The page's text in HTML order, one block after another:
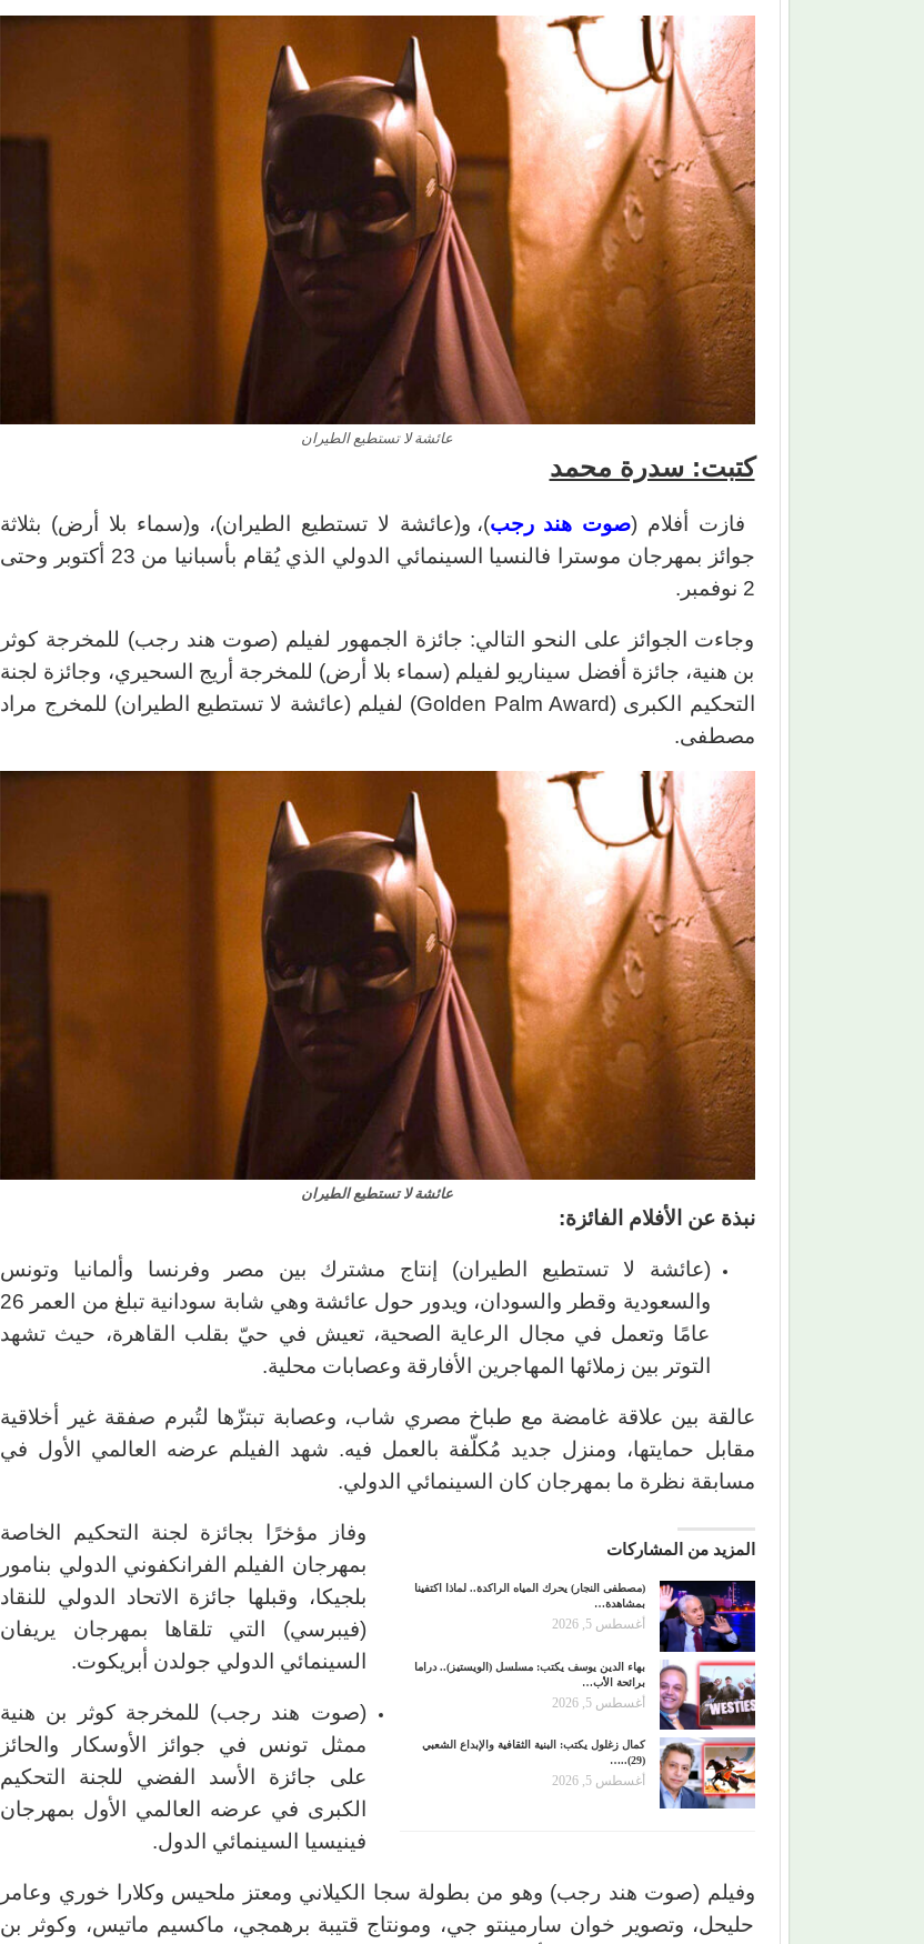
عائشة لا تستطيع الطيران
كتبت: سدرة محمد
فازت أفلام (صوت هند رجب)، و(عائشة لا تستطيع الطيران)، و(سماء بلا أرض) بثلاثة
جوائز بمهرجان موسترا فالنسيا السينمائي الدولي الذي يُقام بأسبانيا من 23 أكتوبر وحتى
2 نوفمبر.
وجاءت الجوائز على النحو التالي: جائزة الجمهور لفيلم (صوت هند رجب) للمخرجة كوثر
بن هنية، جائزة أفضل سيناريو لفيلم (سماء بلا أرض) للمخرجة أريج السحيري، وجائزة لجنة
التحكيم الكبرى (Golden Palm Award) لفيلم (عائشة لا تستطيع الطيران) للمخرج مراد
مصطفى.
عائشة لا تستطيع الطيران
نبذة عن الأفلام الفائزة:
(عائشة لا تستطيع الطيران) إنتاج مشترك بين مصر وفرنسا وألمانيا وتونس
والسعودية وقطر والسودان، ويدور حول عائشة وهي شابة سودانية تبلغ من العمر 26
عامًا وتعمل في مجال الرعاية الصحية، تعيش في حيّ بقلب القاهرة، حيث تشهد
التوتر بين زملائها المهاجرين الأفارقة وعصابات محلية.
عالقة بين علاقة غامضة مع طباخ مصري شاب، وعصابة تبتزّها لتُبرم صفقة غير أخلاقية
مقابل حمايتها، ومنزل جديد مُكلّفة بالعمل فيه. شهد الفيلم عرضه العالمي الأول في
مسابقة نظرة ما بمهرجان كان السينمائي الدولي.
المزيد من المشاركات
(مصطفى النجار) يحرك المياه الراكدة.. لماذا اكتفينا
بمشاهدة…
أغسطس 5, 2026
بهاء الدين يوسف يكتب: مسلسل (الويستيز).. دراما
برائحة الأب…
أغسطس 5, 2026
كمال زغلول يكتب: البنية الثقافية والإبداع الشعبي
(29)..…
أغسطس 5, 2026
وفاز مؤخرًا بجائزة لجنة التحكيم الخاصة
بمهرجان الفيلم الفرانكفوني الدولي بنامور
بلجيكا، وقبلها جائزة الاتحاد الدولي للنقاد
(فيبرسي) التي تلقاها بمهرجان يريفان
السينمائي الدولي جولدن أبريكوت.
(صوت هند رجب) للمخرجة كوثر بن هنية
ممثل تونس في جوائز الأوسكار والحائز
على جائزة الأسد الفضي للجنة التحكيم
الكبرى في عرضه العالمي الأول بمهرجان
فينيسيا السينمائي الدول.
وفيلم (صوت هند رجب) وهو من بطولة سجا الكيلاني ومعتز ملحيس وكلارا خوري وعامر
حليحل، وتصوير خوان سارمينتو جي، ومونتاج قتيبة برهمجي، ماكسيم ماتيس، وكوثر بن